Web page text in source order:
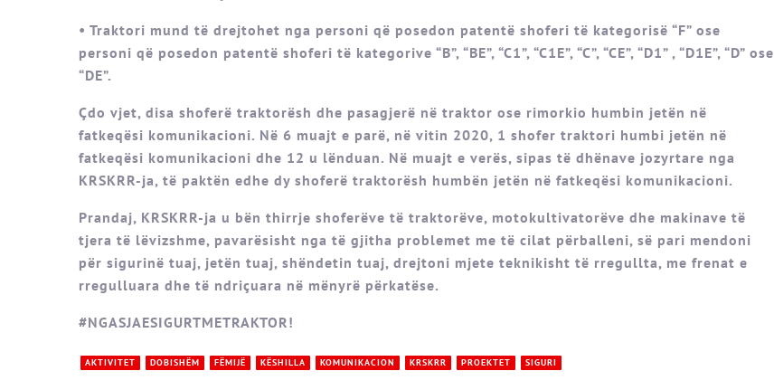
• Traktori mund të drejtohet nga personi që posedon patentë shoferi të kategorisë “F” ose
personi që posedon patentë shoferi të kategorive “B”, “BE”, “C1”, “C1E”, “C”, “CE”, “D1” , “D1E”, “D” ose
“DE”.
Çdo vjet, disa shoferë traktorësh dhe pasagjerë në traktor ose rimorkio humbin jetën në
fatkeqësi komunikacioni. Në 6 muajt e parë, në vitin 2020, 1 shofer traktori humbi jetën në
fatkeqësi komunikacioni dhe 12 u lënduan. Në muajt e verës, sipas të dhënave jozyrtare nga
KRSKRR-ja, të paktën edhe dy shoferë traktorësh humbën jetën në fatkeqësi komunikacioni.
Prandaj, KRSKRR-ja u bën thirrje shoferëve të traktorëve, motokultivatorëve dhe makinave të
tjera të lëvizshme, pavarësisht nga të gjitha problemet me të cilat përballeni, së pari mendoni
për sigurinë tuaj, jetën tuaj, shëndetin tuaj, drejtoni mjete teknikisht të rregullta, me frenat e
rregulluara dhe të ndriçuara në mënyrë përkatëse.
#NGASJAESIGURTMETRAKTOR!
AKTIVITET DOBISHËM FËMIJË KËSHILLA KOMUNIKACION KRSKRR PROEKTET SIGURI